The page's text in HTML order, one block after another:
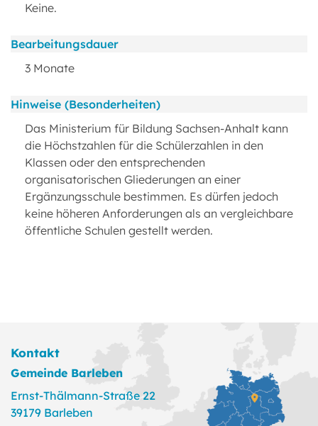
Keine.
Bearbeitungsdauer
3 Monate
Hinweise (Besonderheiten)
Das Ministerium für Bildung Sachsen-Anhalt kann
die Höchstzahlen für die Schülerzahlen in den
Klassen oder den entsprechenden
organisatorischen Gliederungen an einer
Ergänzungsschule bestimmen. Es dürfen jedoch
keine höheren Anforderungen als an vergleichbare
öffentliche Schulen gestellt werden.
Kontakt
Gemeinde Barleben
Ernst-Thälmann-Straße 22
39179 Barleben